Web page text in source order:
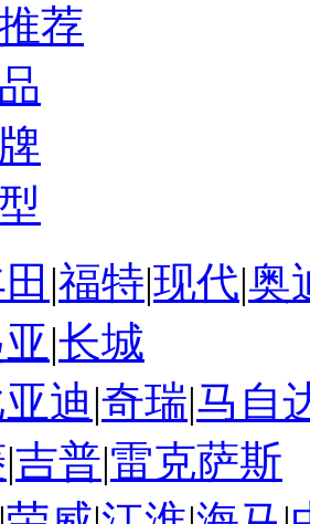
如何
...
样
销量
荐
|福特|现代|奥
|长城
迪|奇瑞|马自
|吉普|雷克萨斯